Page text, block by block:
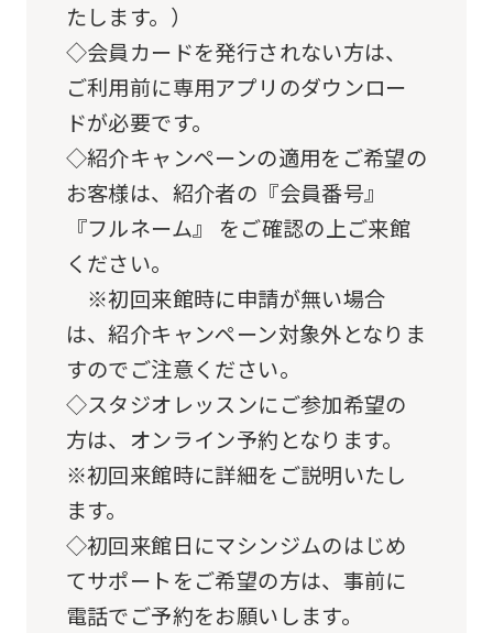
たします。）
◇会員カードを発行されない方は、
ご利用前に専用アプリのダウンロー
ドが必要です。
◇紹介キャンペーンの適用をご希望の
お客様は、紹介者の『会員番号』
『フルネーム』 をご確認の上ご来館
ください。
※初回来館時に申請が無い場合
は、紹介キャンペーン対象外となりま
すのでご注意ください。
◇スタジオレッスンにご参加希望の
方は、オンライン予約となります。
※初回来館時に詳細をご説明いたし
ます。
◇初回来館日にマシンジムのはじめ
てサポートをご希望の方は、事前に
電話でご予約をお願いします。